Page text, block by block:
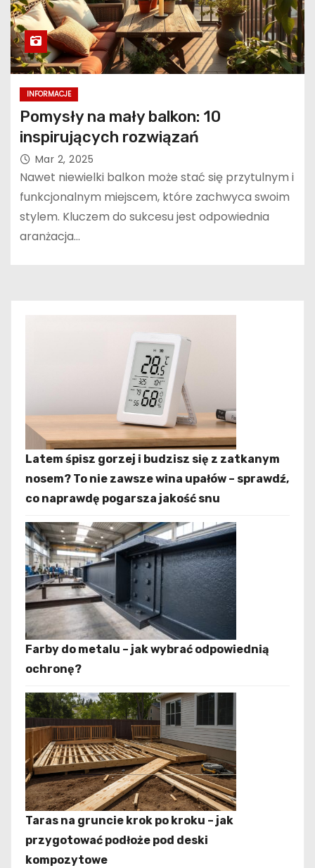
INFORMACJE
Pomysły na mały balkon: 10
inspirujących rozwiązań
Mar 2, 2025
Nawet niewielki balkon może stać się przytulnym i
funkcjonalnym miejscem, które zachwyca swoim
stylem. Kluczem do sukcesu jest odpowiednia
aranżacja…
Latem śpisz gorzej i budzisz się z zatkanym
nosem? To nie zawsze wina upałów – sprawdź,
co naprawdę pogarsza jakość snu
Farby do metalu – jak wybrać odpowiednią
ochronę?
Taras na gruncie krok po kroku – jak
przygotować podłoże pod deski
kompozytowe